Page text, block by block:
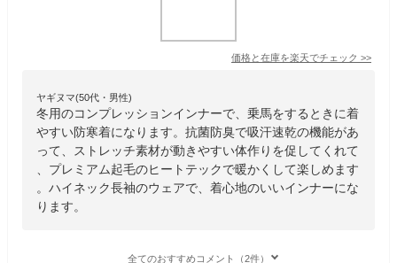
価格と在庫を楽天でチェック >>
ヤギヌマ(50代・男性)
冬用のコンプレッションインナーで、乗馬をするときに着
やすい防寒着になります。抗菌防臭で吸汗速乾の機能があ
って、ストレッチ素材が動きやすい体作りを促してくれて
、プレミアム起毛のヒートテックで暖かくして楽しめます
。ハイネック長袖のウェアで、着心地のいいインナーにな
ります。
全てのおすすめコメント（2件）